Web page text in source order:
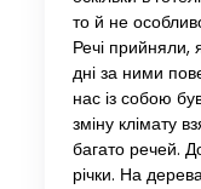
то й не
Речі прийняли,
дні за ними
нас із собою
зміну клімату
багато речей.
річки. На